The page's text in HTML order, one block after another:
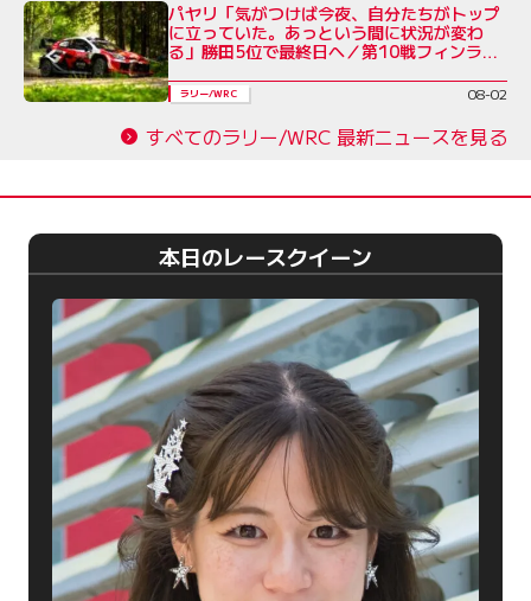
パヤリ「気がつけば今夜、自分たちがトップ
に立っていた。あっという間に状況が変わ
る」勝田5位で最終日へ／第10戦フィンラン
ラリー/WRC 08-02
すべてのラリー/WRC 最新ニュースを見る
本日のレースクイーン